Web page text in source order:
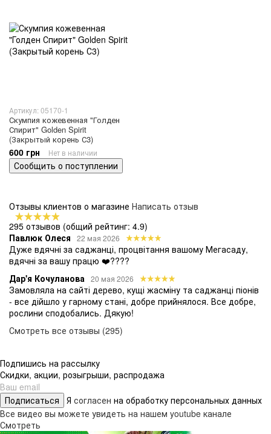
Артикул: 05170-1
Скумпия кожевенная "Голден
Спирит" Golden Spirit
(Закрытый корень С3)
600 грн Нет в наличии
Сообщить о поступлении
Отзывы клиентов о магазине Написать отзыв
295 отзывов (общий рейтинг: 4.9)
Павлюк Олеся
22 мая 2026
Дуже вдячні за саджанці, процвітання вашому Мегасаду,
вдячні за вашу працю ❤️????
Дар'я Кочуланова 20 мая 2026
Замовляла на сайті дерево, кущі жасміну та саджанці піонів
- все дійшло у гарному стані, добре прийнялося. Все добре,
рослини сподобались. Дякую!
Смотреть все отзывы (295)
Подпишись на рассылку
Скидки, акции, розыгрыши, распродажа
Подписаться Я согласен на обработку персональных данных
Все видео вы можете увидеть на нашем youtube канале
Смотреть